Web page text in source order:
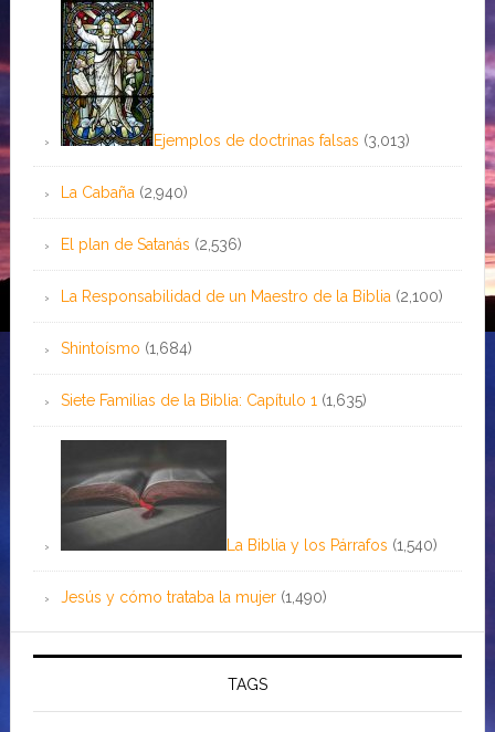
Ejemplos de doctrinas falsas (3,013)
La Cabaña (2,940)
El plan de Satanás (2,536)
La Responsabilidad de un Maestro de la Biblia (2,100)
Shintoísmo (1,684)
Siete Familias de la Biblia: Capítulo 1 (1,635)
La Biblia y los Párrafos (1,540)
Jesús y cómo trataba la mujer (1,490)
TAGS